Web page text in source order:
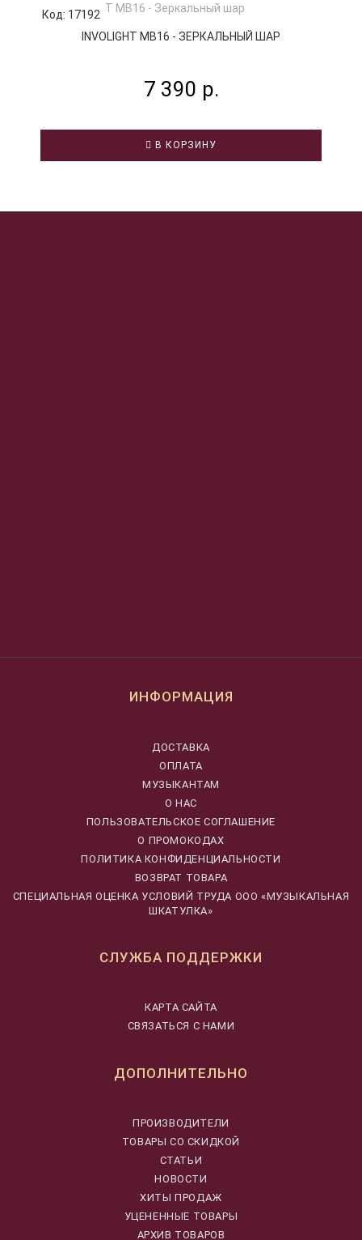
Код: 17192
INVOLIGHT MB16 - ЗЕРКАЛЬНЫЙ ШАР
7 390 р.
В КОРЗИНУ
ИНФОРМАЦИЯ
ДОСТАВКА
ОПЛАТА
МУЗЫКАНТАМ
О НАС
ПОЛЬЗОВАТЕЛЬСКОЕ СОГЛАШЕНИЕ
О ПРОМОКОДАХ
ПОЛИТИКА КОНФИДЕНЦИАЛЬНОСТИ
ВОЗВРАТ ТОВАРА
CПЕЦИАЛЬНАЯ ОЦЕНКА УСЛОВИЙ ТРУДА ООО «МУЗЫКАЛЬНАЯ
ШКАТУЛКА»
СЛУЖБА ПОДДЕРЖКИ
КАРТА САЙТА
СВЯЗАТЬСЯ С НАМИ
ДОПОЛНИТЕЛЬНО
ПРОИЗВОДИТЕЛИ
ТОВАРЫ СО СКИДКОЙ
СТАТЬИ
НОВОСТИ
ХИТЫ ПРОДАЖ
УЦЕНЕННЫЕ ТОВАРЫ
АРХИВ ТОВАРОВ